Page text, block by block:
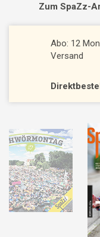
Zum SpaZz-
Abo: 12
Versand